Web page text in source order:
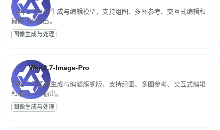
万相 2.7 图像生成与编辑模型，支持组图、多图参考、交互式编辑和
最高 2K 输出。
图像生成与处理
Wan2.7-Image-Pro
万相 2.7 图像生成与编辑旗舰版，支持组图、多图参考、交互式编辑
和最高 4K 输出。
图像生成与处理